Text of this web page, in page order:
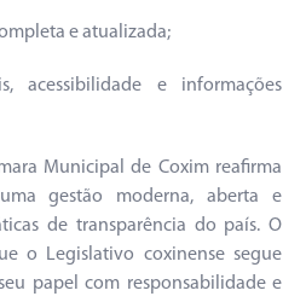
e atualizada;
acessibilidade e informações
Municipal de Coxim reafirma
gestão moderna, aberta e
de transparência do país. O
o Legislativo coxinense segue
papel com responsabilidade e